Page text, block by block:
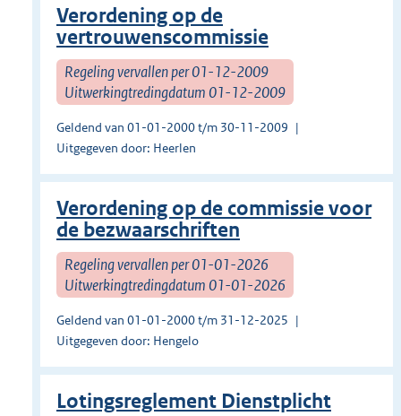
Verordening op de
vertrouwenscommissie
Regeling vervallen per 01-12-2009
Uitwerkingtredingdatum 01-12-2009
Geldend van 01-01-2000 t/m 30-11-2009
Uitgegeven door: Heerlen
Verordening op de commissie voor
de bezwaarschriften
Regeling vervallen per 01-01-2026
Uitwerkingtredingdatum 01-01-2026
Geldend van 01-01-2000 t/m 31-12-2025
Uitgegeven door: Hengelo
Lotingsreglement Dienstplicht